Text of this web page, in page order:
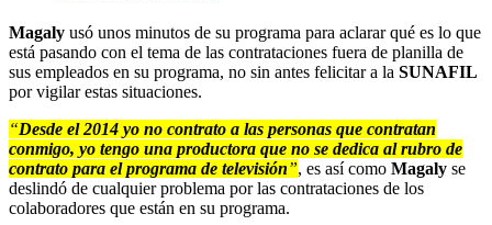
Magaly usó unos minutos de su programa para aclarar qué es lo que
está pasando con el tema de las contrataciones fuera de planilla de
sus empleados en su programa, no sin antes felicitar a la SUNAFIL
por vigilar estas situaciones.
“Desde el 2014 yo no contrato a las personas que contratan
conmigo, yo tengo una productora que no se dedica al rubro de
contrato para el programa de televisión”, es así como Magaly se
deslindó de cualquier problema por las contrataciones de los
colaboradores que están en su programa.